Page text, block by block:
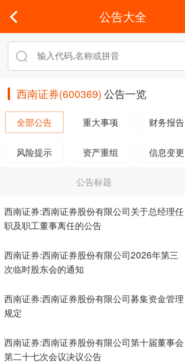
公告大全
西南证券(600369) 公告一览
全部公告 重大事项 财务报告
风险提示 资产重组 信息变更
公告标题
西南证券:西南证券股份有限公司关于总经理任
职及职工董事离任的公告
西南证券:西南证券股份有限公司2026年第三
次临时股东会的通知
西南证券:西南证券股份有限公司募集资金管理
规定
西南证券:西南证券股份有限公司第十届董事会
第二十七次会议决议公告